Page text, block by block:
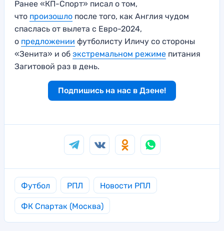
Ранее «КП-Спорт» писал о том,
что произошло после того, как Англия чудом
спаслась от вылета с Евро-2024,
о предложении футболисту Иличу со стороны
«Зенита» и об экстремальном режиме питания
Загитовой раз в день.
Подпишись на нас в Дзене!
Футбол РПЛ Новости РПЛ
ФК Спартак (Москва)